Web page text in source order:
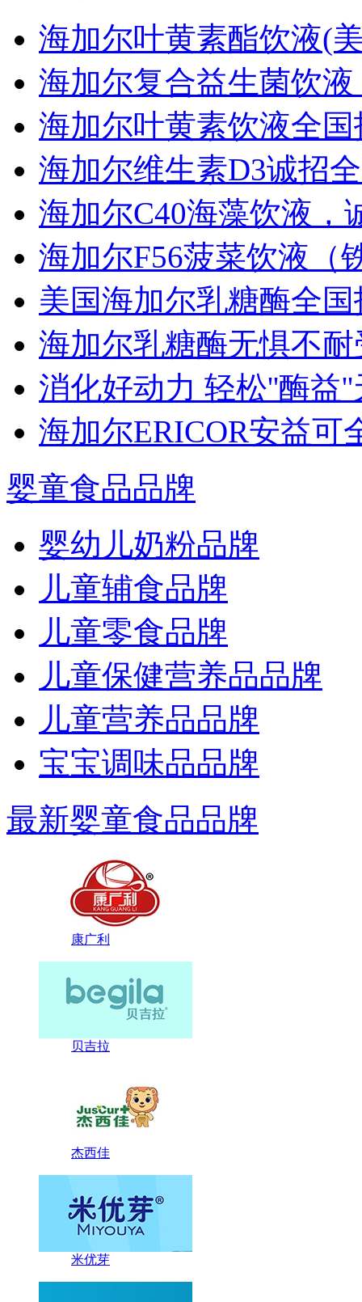
海加尔叶黄素酯饮液(
海加尔复合益生菌饮
海加尔叶黄素饮液全国
海加尔维生素D3诚招
海加尔C40海藻饮液，
海加尔F56菠菜饮液（
美国海加尔乳糖酶全国
海加尔乳糖酶无惧不
消化好动力 轻松''酶益''
海加尔ERICOR安益可
婴童食品品牌
婴幼儿奶粉品牌
儿童辅食品牌
儿童零食品牌
儿童保健营养品品牌
儿童营养品品牌
宝宝调味品品牌
最新婴童食品品牌
康广利
贝吉拉
杰西佳
米优芽